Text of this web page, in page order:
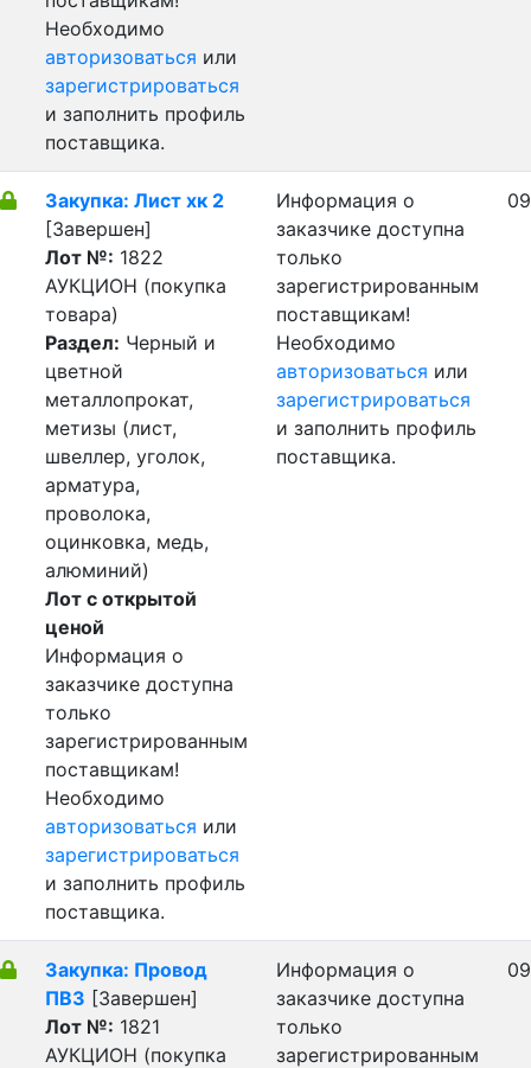
Необходимо
авторизоваться или
зарегистрироваться
и заполнить профиль
поставщика.
Закупка: Лист хк 2
[Завершен]
Лот №: 1822
АУКЦИОН (покупка
товара)
Раздел: Черный и
цветной
металлопрокат,
метизы (лист,
швеллер, уголок,
арматура,
проволока,
оцинковка, медь,
алюминий)
Лот с открытой
ценой
Информация о
заказчике доступна
только
зарегистрированным
поставщикам!
Необходимо
авторизоваться или
зарегистрироваться
и заполнить профиль
поставщика.
Информация о
заказчике доступна
только
зарегистрированным
поставщикам!
Необходимо
авторизоваться или
зарегистрироваться
и заполнить профиль
поставщика.
Закупка: Провод
ПВ3 [Завершен]
Лот №: 1821
АУКЦИОН (покупка
Информация о
заказчике доступна
только
зарегистрированным